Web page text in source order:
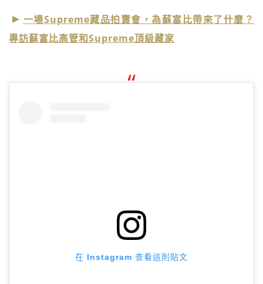
一場Supreme藏品拍賣會，為蘇富比帶來了什麼？
專訪蘇富比高管和Supreme頂級藏家
在 Instagram 查看這則貼文